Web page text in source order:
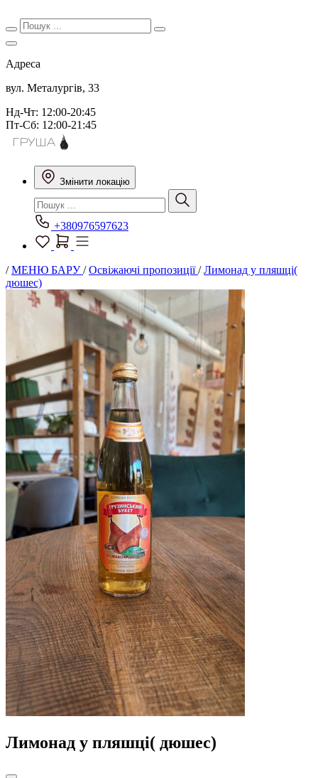
Адреса
вул. Металургів, 33
Нд-Чт: 12:00-20:45
Пт-Сб: 12:00-21:45
Змінити локацію
+380976597623
/МЕНЮ БАРУ/Освіжаючі пропозиції/Лимонад у пляшці(
дюшес)
Лимонад у пляшці( дюшес)